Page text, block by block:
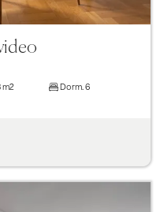
m2 Dorm. 6